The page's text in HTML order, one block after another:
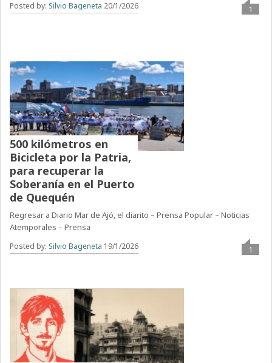
Posted by: Silvio Bageneta 20/1/2026 1
500 kilómetros en
Bicicleta por la Patria,
para recuperar la
Soberanía en el Puerto
de Quequén
Regresar a Diario Mar de Ajó, el diarito – Prensa Popular – Noticias
Atemporales – Prensa
Posted by: Silvio Bageneta 19/1/2026 1